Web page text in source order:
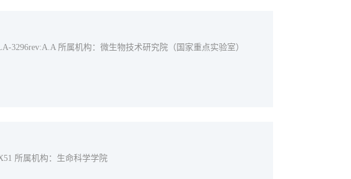
3296rev:A.A 所属机构：微生物技术研究院（国家重点实验室）
所属机构：生命科学学院